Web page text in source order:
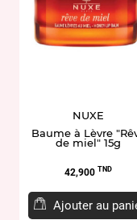
NUXE
Baume à Lèvre
de miel" 15g
Prix
42,900 TND
Ajouter au